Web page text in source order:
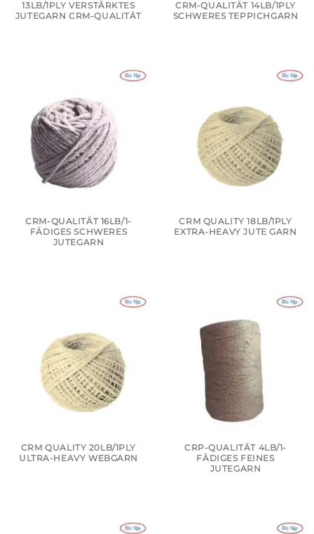
13LB/1PLY VERSTÄRKTES
JUTEGARN CRM-QUALITÄT
CRM-QUALITÄT 14LB/1PLY
SCHWERES TEPPICHGARN
CRM-QUALITÄT 16LB/1-
FÄDIGES SCHWERES
JUTEGARN
CRM QUALITY 18LB/1PLY
EXTRA-HEAVY JUTE GARN
CRM QUALITY 20LB/1PLY
ULTRA-HEAVY WEBGARN
CRP-QUALITÄT 4LB/1-
FÄDIGES FEINES
JUTEGARN